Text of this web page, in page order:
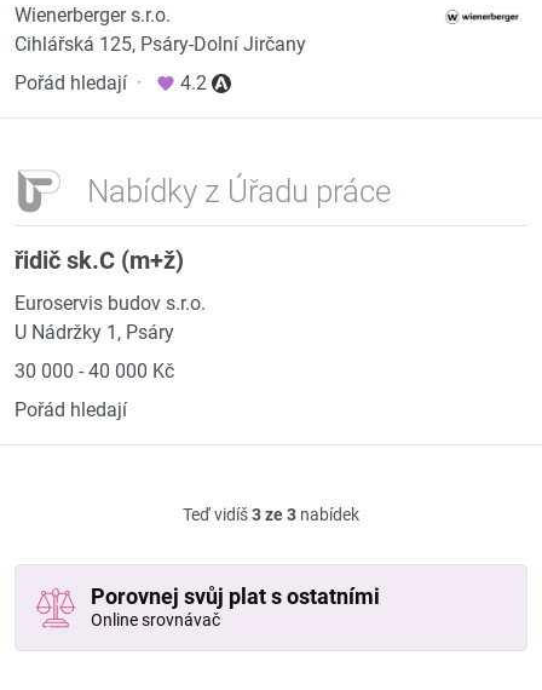
Wienerberger s.r.o.
Cihlářská 125, Psáry-Dolní Jirčany
Pořád hledají · 4.2
Nabídky z Úřadu práce
řidič sk.C (m+ž)
Euroservis budov s.r.o.
U Nádržky 1, Psáry
30 000 - 40 000 Kč
Pořád hledají
Teď vidíš3 ze 3 nabídek
Porovnej svůj plat s ostatními
Online srovnávač